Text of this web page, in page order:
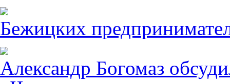
Бежицких
Александр Богомаз